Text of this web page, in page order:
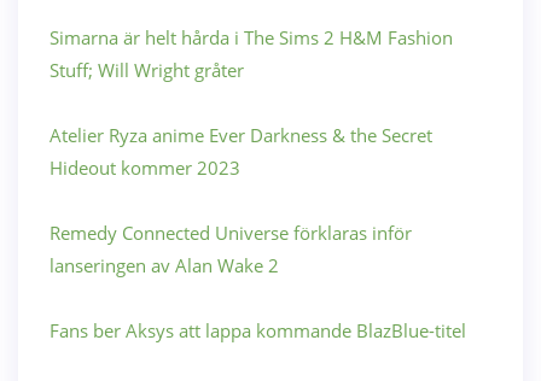
Simarna är helt hårda i The Sims 2 H&M Fashion
Stuff; Will Wright gråter
Atelier Ryza anime Ever Darkness & the Secret
Hideout kommer 2023
Remedy Connected Universe förklaras inför
lanseringen av Alan Wake 2
Fans ber Aksys att lappa kommande BlazBlue-titel